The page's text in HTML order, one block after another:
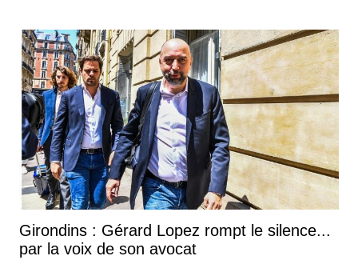
Girondins : Gérard Lopez rompt le silence...
par la voix de son avocat